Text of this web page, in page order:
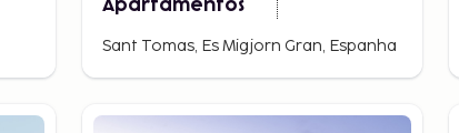
Apartamentos
Sant Tomas, Es Migjorn Gran, Espanha